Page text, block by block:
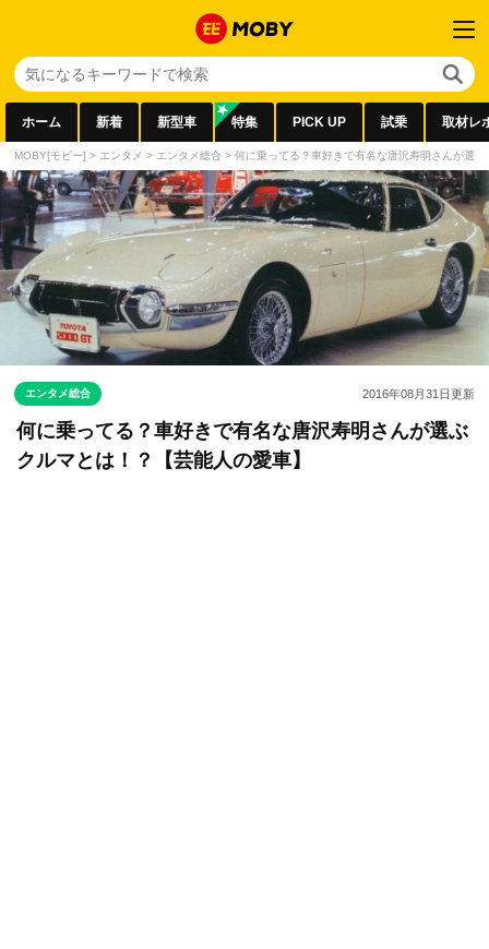
ホーム 新着 新型車 特集 PICK UP 試乗 取材レ
MOBY[モビー] > エンタメ > エンタメ総合 > 何に乗ってる？車好きで有名な唐沢寿明さんが選
エンタメ総合 2016年08月31日更新
何に乗ってる？車好きで有名な唐沢寿明さんが選ぶ
クルマとは！？【芸能人の愛車】